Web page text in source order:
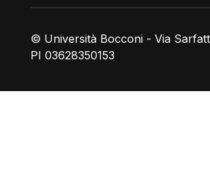
© Università Bocconi - Via
PI 03628350153